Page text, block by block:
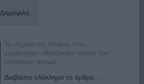
Δημοφιλή
Τα σημεία της Αθήνας που
γυρίστηκαν «θρυλικές» ταινίες του
ελληνικού σινεμά
Διαβάστε ολόκληρο το άρθρο...